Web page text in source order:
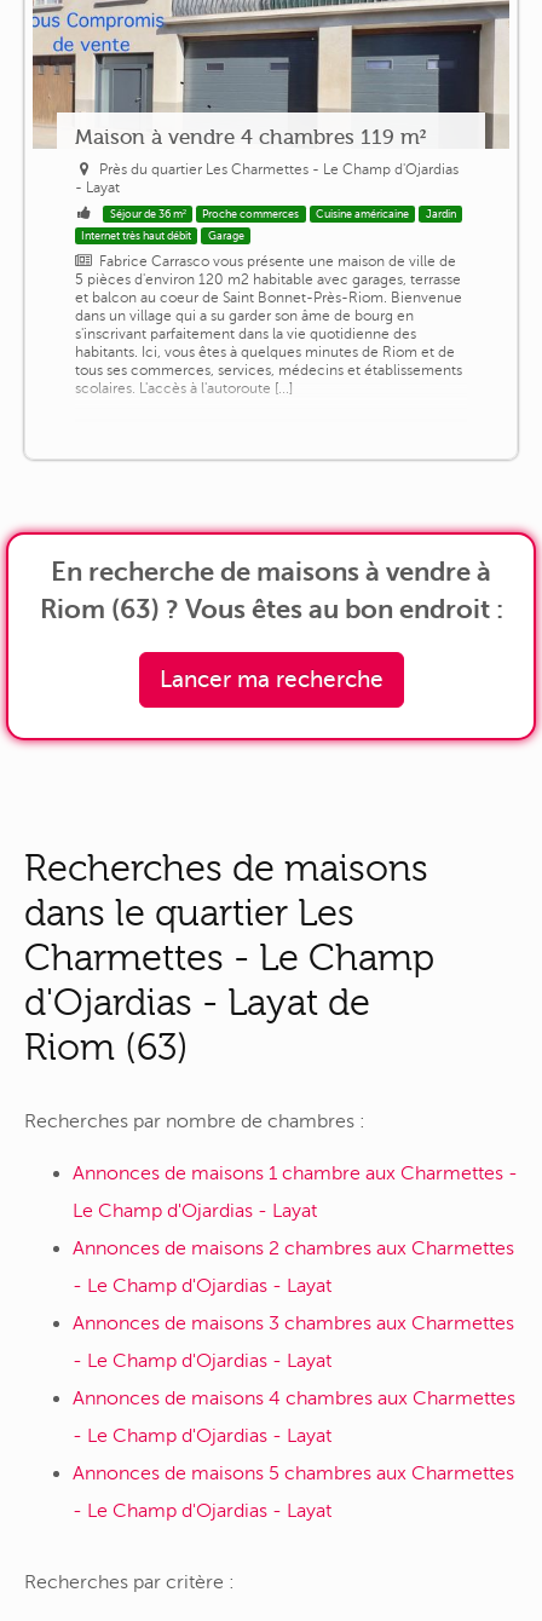
Maison à vendre 4 chambres 119 m²
Près du quartier Les Charmettes - Le Champ d'Ojardias
- Layat
Séjour de 36 m² Proche commerces Cuisine américaine
Jardin
Internet très haut débit
Garage
Fabrice Carrasco vous présente une maison de ville de
5 pièces d'environ 120 m2 habitable avec garages, terrasse
et balcon au coeur de Saint Bonnet-Près-Riom. Bienvenue
dans un village qui a su garder son âme de bourg en
s'inscrivant parfaitement dans la vie quotidienne des
habitants. Ici, vous êtes à quelques minutes de Riom et de
tous ses commerces, services, médecins et établissements
scolaires. L'accès à l'autoroute [...]
En recherche de maisons à vendre à
Riom (63) ? Vous êtes au bon endroit :
Lancer ma recherche
Recherches de maisons
dans le quartier Les
Charmettes - Le Champ
d'Ojardias - Layat de
Riom (63)
Recherches par nombre de chambres :
Annonces de maisons 1 chambre aux Charmettes -
Le Champ d'Ojardias - Layat
Annonces de maisons 2 chambres aux Charmettes
- Le Champ d'Ojardias - Layat
Annonces de maisons 3 chambres aux Charmettes
- Le Champ d'Ojardias - Layat
Annonces de maisons 4 chambres aux Charmettes
- Le Champ d'Ojardias - Layat
Annonces de maisons 5 chambres aux Charmettes
- Le Champ d'Ojardias - Layat
Recherches par critère :